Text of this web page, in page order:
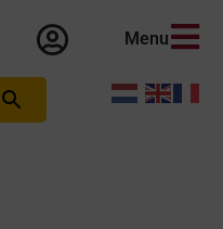
Menu